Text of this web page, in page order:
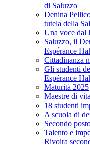
di Saluzzo
Denina
tutela della
Una voce dal
Saluzzo, il
Espérance
Cittadinanza
Gli studenti
Espérance
Maturità 2025
Maestre di
18 studenti
A scuola di
Secondo
Talento e
Rivoira